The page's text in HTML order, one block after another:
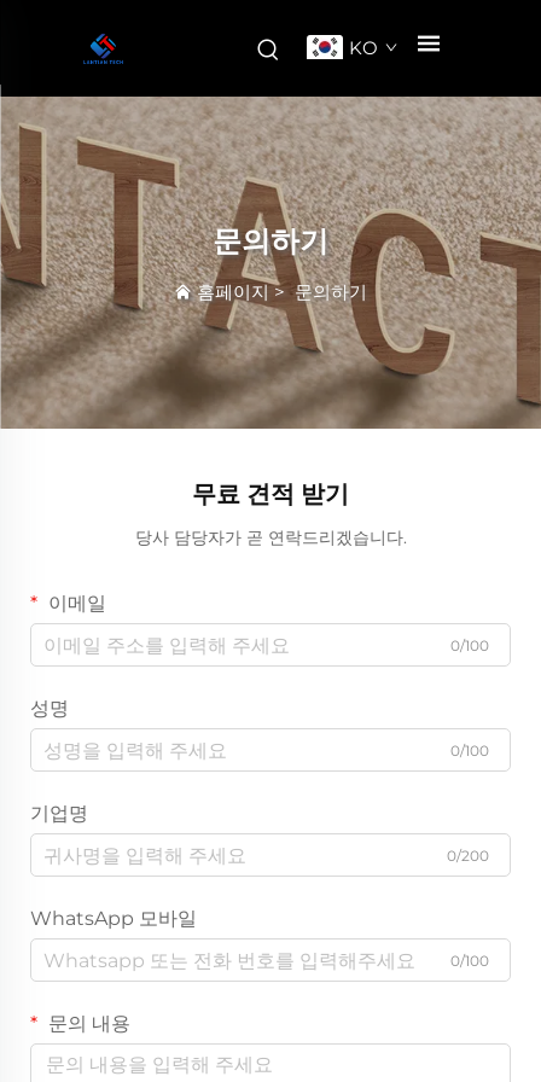
KO
문의하기
홈페이지>문의하기
무료 견적 받기
당사 담당자가 곧 연락드리겠습니다.
이메일
0/100
성명
0/100
기업명
0/200
WhatsApp 모바일
0/100
문의 내용